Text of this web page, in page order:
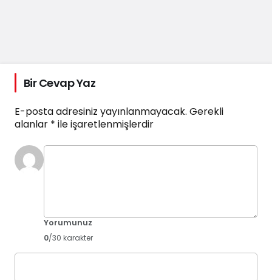
Bir Cevap Yaz
E-posta adresiniz yayınlanmayacak. Gerekli
alanlar * ile işaretlenmişlerdir
Yorumunuz
0/30 karakter